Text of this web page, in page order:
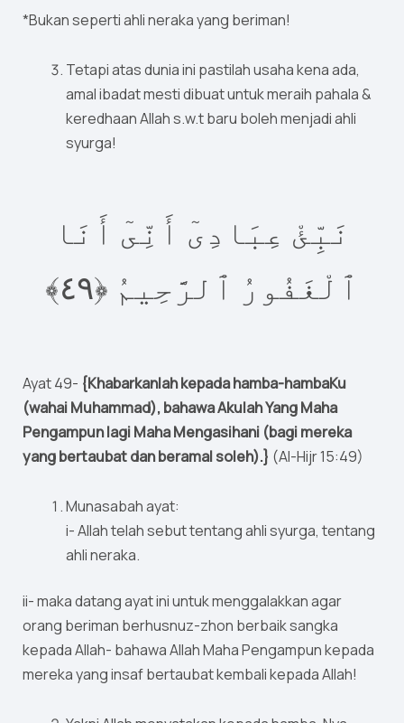
*Bukan seperti ahli neraka yang beriman!
Tetapi atas dunia ini pastilah usaha kena ada,
amal ibadat mesti dibuat untuk meraih pahala &
keredhaan Allah s.w.t baru boleh menjadi ahli
syurga!
نَبِّئْ عِبَادِىٓ أَنِّىٓ أَنَا
ٱلْغَفُورُ ٱلرَّحِيمُ ‎﴿٩٤﴾
Ayat 49- {Khabarkanlah kepada hamba-hambaKu
(wahai Muhammad), bahawa Akulah Yang Maha
Pengampun lagi Maha Mengasihani (bagi mereka
yang bertaubat dan beramal soleh).} (Al-Hijr 15:49)
Munasabah ayat:
i- Allah telah sebut tentang ahli syurga, tentang
ahli neraka.
ii- maka datang ayat ini untuk menggalakkan agar
orang beriman berhusnuz-zhon berbaik sangka
kepada Allah- bahawa Allah Maha Pengampun kepada
mereka yang insaf bertaubat kembali kepada Allah!